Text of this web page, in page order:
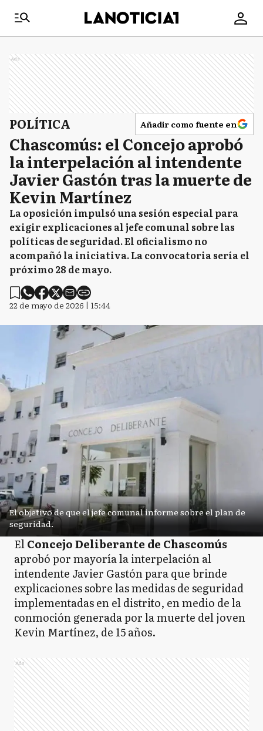
Ads
POLÍTICA Añadir como fuente en
Chascomús: el Concejo aprobó
la interpelación al intendente
Javier Gastón tras la muerte de
Kevin Martínez
La oposición impulsó una sesión especial para
exigir explicaciones al jefe comunal sobre las
políticas de seguridad. El oficialismo no
acompañó la iniciativa. La convocatoria sería el
próximo 28 de mayo.
22 de mayo de 2026 | 15:44
El objetivo de que el jefe comunal informe sobre el plan de
seguridad.
ElConcejo Deliberante de Chascomús
aprobó por mayoría la interpelación al
intendente Javier Gastón para que brinde
explicaciones sobre las medidas de seguridad
implementadas en el distrito, en medio de la
conmoción generada por la muerte del joven
Kevin Martínez, de 15 años.
Ads